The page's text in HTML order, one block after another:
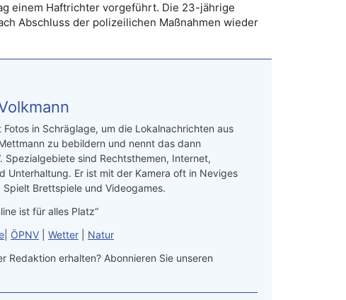
einem Haftrichter vorgeführt. Die 23-jährige
Abschluss der polizeilichen Maßnahmen wieder
in Schräglage, um die Lokalnachrichten aus
zu bebildern und nennt das dann
Spezialgebiete sind Rechtsthemen, Internet,
Unterhaltung. Er ist mit der Kamera oft in Neviges
Spielt Brettspiele und Videogames.
ist für alles Platz“
ÖPNV Wetter
Natur
Redaktion erhalten? Abonnieren Sie unseren